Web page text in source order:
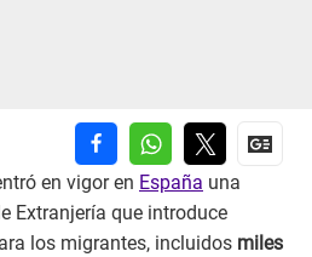
en vigor en España una
Extranjería que introduce
los migrantes, incluidos miles